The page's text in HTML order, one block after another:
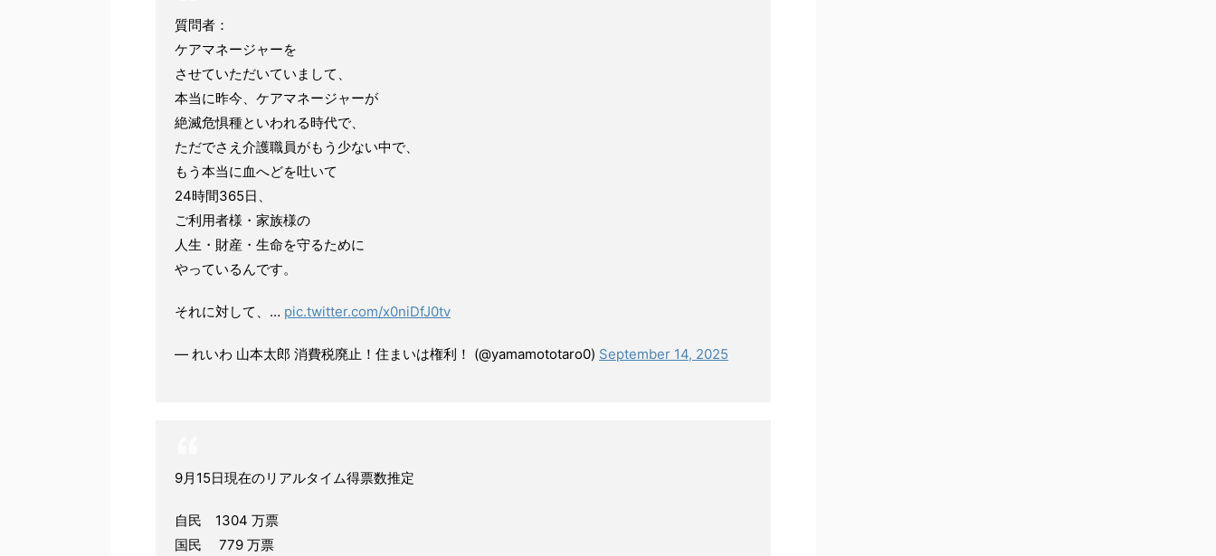
質問者：
ケアマネージャーを
させていただいていまして、
本当に昨今、ケアマネージャーが
絶滅危惧種といわれる時代で、
ただでさえ介護職員がもう少ない中で、
もう本当に血へどを吐いて
24時間365日、
ご利用者様・家族様の
人生・財産・生命を守るために
やっているんです。
それに対して、… pic.twitter.com/x0niDfJ0tv
— れいわ 山本太郎 消費税廃止！住まいは権利！ (@yamamototaro0) September 14, 2025
9月15日現在のリアルタイム得票数推定
自民 1304 万票
国民 779 万票